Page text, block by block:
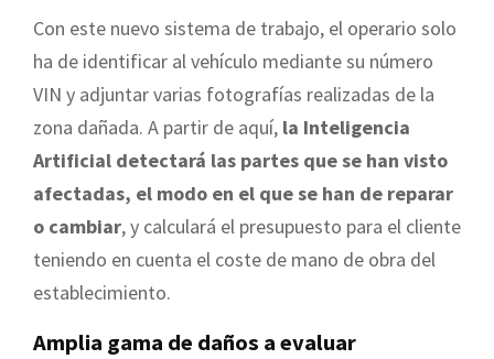
Con este nuevo sistema de trabajo, el operario solo
ha de identificar al vehículo mediante su número
VIN y adjuntar varias fotografías realizadas de la
zona dañada. A partir de aquí, la Inteligencia
Artificial detectará las partes que se han visto
afectadas, el modo en el que se han de reparar
o cambiar, y calculará el presupuesto para el cliente
teniendo en cuenta el coste de mano de obra del
establecimiento.
Amplia gama de daños a evaluar